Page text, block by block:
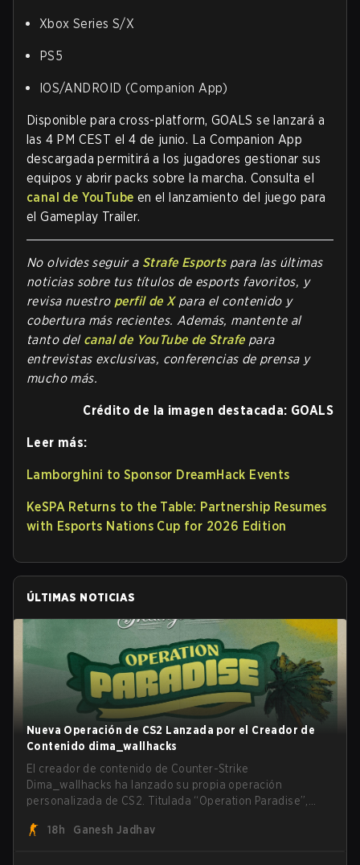
Xbox Series S/X
PS5
IOS/ANDROID (Companion App)
Disponible para cross-platform, GOALS se lanzará a
las 4 PM CEST el 4 de junio. La Companion App
descargada permitirá a los jugadores gestionar sus
equipos y abrir packs sobre la marcha. Consulta el
canal de YouTube en el lanzamiento del juego para
el Gameplay Trailer.
No olvides seguir a Strafe Esportspara las últimas
noticias sobre tus títulos de esports favoritos, y
revisa nuestro perfil de Xpara el contenido y
cobertura más recientes. Además, mantente al
tanto del canal de YouTube de Strafepara
entrevistas exclusivas, conferencias de prensa y
mucho más.
Crédito de la imagen destacada: GOALS
Leer más:
Lamborghini to Sponsor DreamHack Events
KeSPA Returns to the Table: Partnership Resumes
with Esports Nations Cup for 2026 Edition
ÚLTIMAS NOTICIAS
Nueva Operación de CS2 Lanzada por el Creador de
Contenido dima_wallhacks
El creador de contenido de Counter-Strike
Dima_wallhacks ha lanzado su propia operación
personalizada de CS2. Titulada “Operation Paradise”,
misiones, cosméticos y más.
18h Ganesh Jadhav